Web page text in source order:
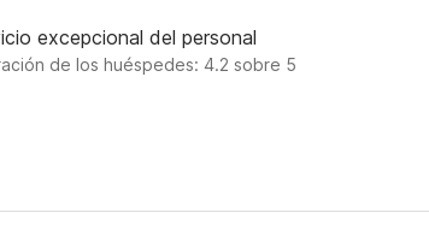
excepcional del personal
de los huéspedes: 4.2 sobre 5